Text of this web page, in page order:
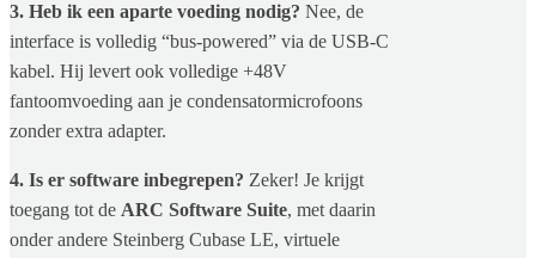
3. Heb ik een aparte voeding nodig? Nee, de
interface is volledig “bus-powered” via de USB-C
kabel. Hij levert ook volledige +48V
fantoomvoeding aan je condensatormicrofoons
zonder extra adapter.
4. Is er software inbegrepen? Zeker! Je krijgt
toegang tot de ARC Software Suite, met daarin
onder andere Steinberg Cubase LE, virtuele